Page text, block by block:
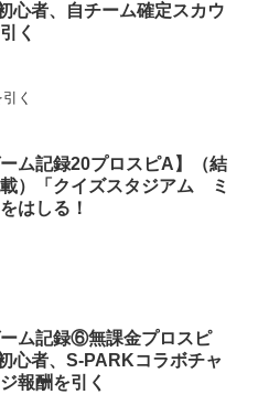
心者、自チーム確定スカウ
く
く
ーム記録20プロスピA】（結
）「クイズスタジアム ミ
はしる！
ーム記録⑥無課金プロスピ
心者、S-PARKコラボチャ
報酬を引く